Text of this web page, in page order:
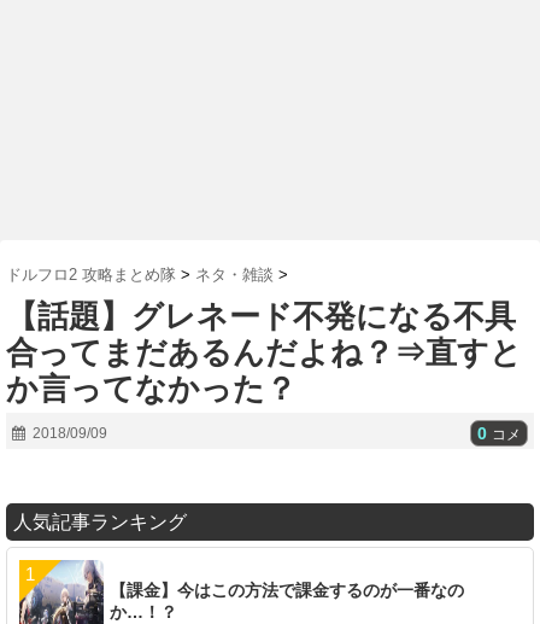
ドルフロ2 攻略まとめ隊 > ネタ・雑談 >
【話題】グレネード不発になる不具
合ってまだあるんだよね？⇒直すと
か言ってなかった？
2018/09/09 0 コメ
人気記事ランキング
【課金】今はこの方法で課金するのが一番なの
か…！？